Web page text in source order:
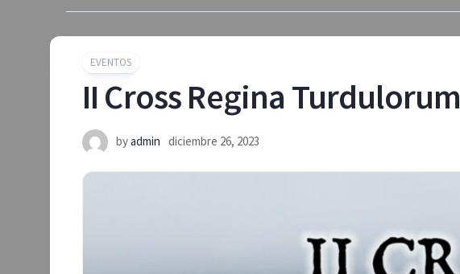
EVENTOS
II Cross Regina Turdulorum
byadmin diciembre 26, 2023